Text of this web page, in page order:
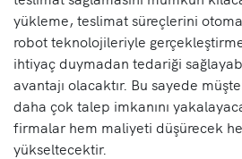
yükleme, teslimat süreçlerini
robot teknolojileriyle
ihtiyaç duymadan tedariği
avantajı olacaktır. Bu sayede
daha çok talep imkanını
firmalar hem maliyeti düşürecek
yükseltecektir.